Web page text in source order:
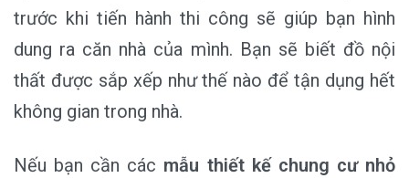
trước khi tiến hành thi công sẽ giúp bạn hình
dung ra căn nhà của mình. Bạn sẽ biết đồ nội
thất được sắp xếp như thế nào để tận dụng hết
không gian trong nhà.
Nếu bạn cần các mẫu thiết kế chung cư nhỏ